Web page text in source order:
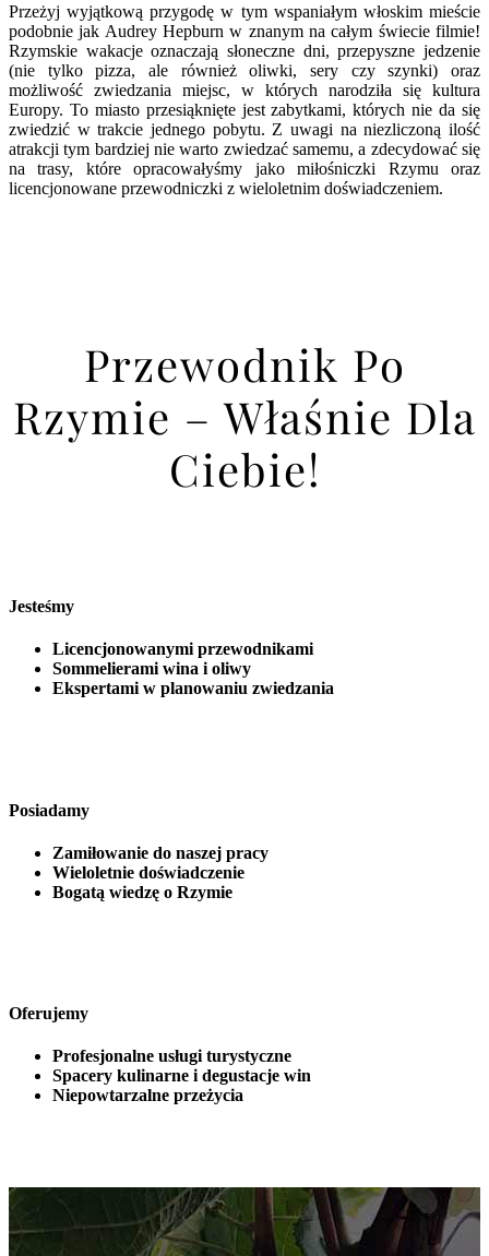
Przeżyj wyjątkową przygodę w tym wspaniałym włoskim mieście
podobnie jak Audrey Hepburn w znanym na całym świecie filmie!
Rzymskie wakacje oznaczają słoneczne dni, przepyszne jedzenie
(nie tylko pizza, ale również oliwki, sery czy szynki) oraz
możliwość zwiedzania miejsc, w których narodziła się kultura
Europy. To miasto przesiąknięte jest zabytkami, których nie da się
zwiedzić w trakcie jednego pobytu. Z uwagi na niezliczoną ilość
atrakcji tym bardziej nie warto zwiedzać samemu, a zdecydować się
na trasy, które opracowałyśmy jako miłośniczki Rzymu oraz
licencjonowane przewodniczki z wieloletnim doświadczeniem.
Przewodnik Po
Rzymie – Właśnie Dla
Ciebie!
Jesteśmy
Licencjonowanymi przewodnikami
Sommelierami wina i oliwy
Ekspertami w planowaniu zwiedzania
Posiadamy
Zamiłowanie do naszej pracy
Wieloletnie doświadczenie
Bogatą wiedzę o Rzymie
Oferujemy
Profesjonalne usługi turystyczne
Spacery kulinarne i degustacje win
Niepowtarzalne przeżycia